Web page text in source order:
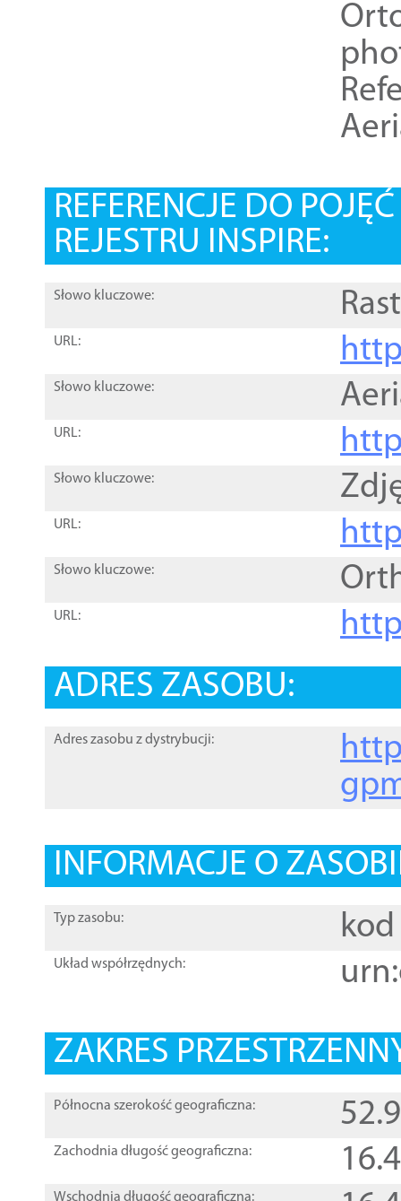
REFERENCJE DO
REJESTRU INSPIRE:
Słowo kluczowe:
URL:
Słowo kluczowe:
URL:
Słowo kluczowe:
URL:
Słowo kluczowe:
URL:
ADRES ZASOBU:
Adres zasobu z dystrybucji:
INFORMACJE O
Typ zasobu: kod
Układ współrzędnych:
ZAKRES
Północna szerokość geograficzna:
Zachodnia długość geograficzna:
Wschodnia długość geograficzna: